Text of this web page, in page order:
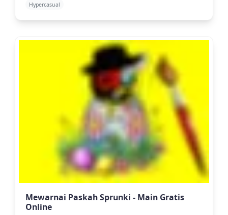
Hypercasual
Mewarnai Paskah Sprunki - Main Gratis
Online